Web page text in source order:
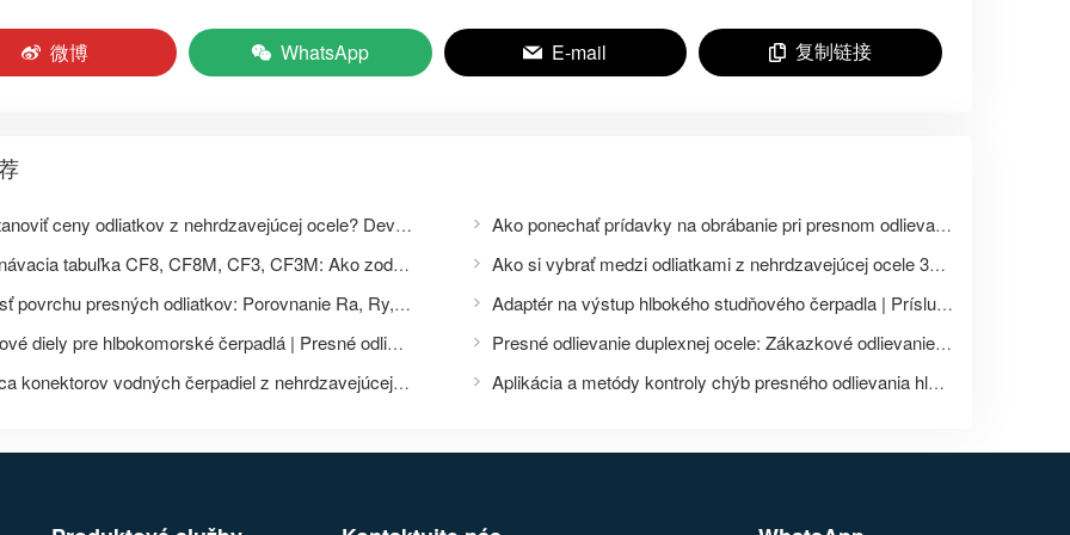
微博 WhatsApp E-mail 复制链接
Ako stanoviť ceny odliatkov z nehrdzavejúcej ocele? Deväť faktorov ovplyvňujúcich ceny presných odliatkov a zoznam požadovaných dokumentov pre cenové otázky.
Ako ponechať prídavky na obrábanie pri presnom odlievaní? Sprievodca rozmerovým návrhom odliatkov z nehrdzavejúcej ocele od polotovaru až po CNC hotový výrobok.
Porovnávacia tabuľka CF8, CF8M, CF3, CF3M: Ako zodpovedajú triedy odliatkov z nehrdzavejúcej ocele 304, 316, 304L a 316L?
Ako si vybrať medzi odliatkami z nehrdzavejúcej ocele 304, 304L, 316 a 316L? Porovnanie vlastností materiálu a scenárov použitia.
Drsnosť povrchu presných odliatkov: Porovnanie Ra, Ry, Rz pri CNC obrábaní s leštením
Adaptér na výstup hlbokého studňového čerpadla | Príslušenstvo k vodným čerpadlám z nehrdzavejúcej ocele na mieru
Nerezové diely pre hlbokomorské čerpadlá | Presné odlievanie a obrábanie obežných kolies a telies čerpadiel
Presné odlievanie duplexnej ocele: Zákazkové odlievanie rôznych druhov duplexnej ocele, ako napríklad 2205 a 2507.
Výrobca konektorov vodných čerpadiel z nehrdzavejúcej ocele | Presné odlievanie príslušenstva pre čerpadlá a ventily
Aplikácia a metódy kontroly chýb presného odlievania hláv vodných čerpadiel z nehrdzavejúcej ocele